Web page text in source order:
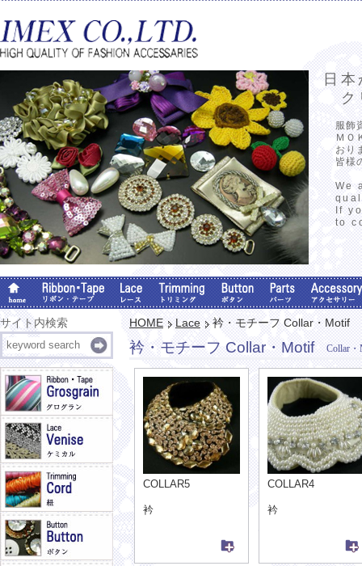
日
ク
服飾
ＭＯ
おり
皆様
We
If
to
サイト内検索 HOME Lace 衿・モチーフ Collar・Motif
衿・モチーフ Collar・Motif Collar
COLLAR5
衿
COLLAR4
衿